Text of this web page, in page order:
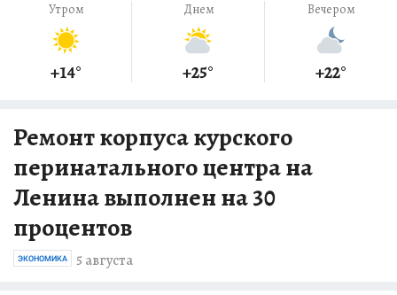
Ремонт корпуса курского
перинатального центра на
Ленина выполнен на 30
процентов
5 августа
ЭКОНОМИКА
Утром
+14°
Днем
+25°
Вечером
+22°